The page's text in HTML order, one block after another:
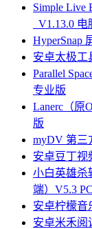
Simple
_V1.13.0
HyperSnap
安卓太极工
Parallel
专业版
Lanerc（原
版
myDV 第三
安卓豆丁视
小白英雄杀
端）V5.3
安卓柠檬音
安卓米禾阅